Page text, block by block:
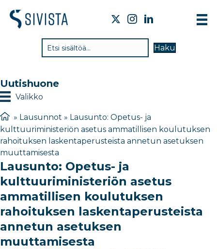
Haku
Uutishuone
Valikko
» Lausunnot » Lausunto: Opetus- ja
kulttuuriministeriön asetus ammatillisen koulutuksen
rahoituksen laskentaperusteista annetun asetuksen
muuttamisesta
Lausunto: Opetus- ja
kulttuuriministeriön asetus
ammatillisen koulutuksen
rahoituksen laskentaperusteista
annetun asetuksen
muuttamisesta